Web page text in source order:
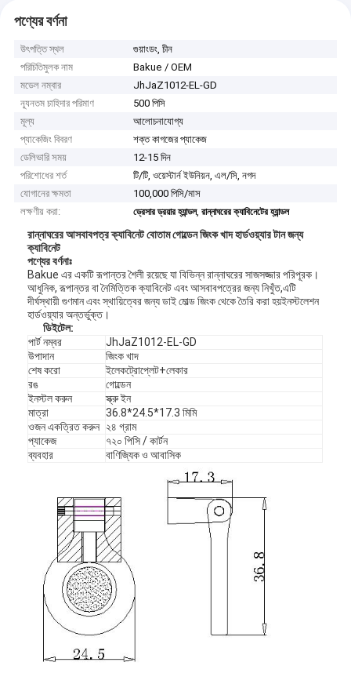
পণ্যের বর্ণনা
উৎপত্তি স্থল
গুয়াংডং, চীন
পরিচিতিমুলক নাম
Bakue / OEM
মডেল নম্বার
JhJaZ1012-EL-GD
ন্যূনতম চাহিদার পরিমাণ
500 পিসি
মূল্য
আলোচনাযোগ্য
প্যাকেজিং বিবরণ
শক্ত কাগজের প্যাকেজ
ডেলিভারি সময়
12-15 দিন
পরিশোধের শর্ত
টি/টি, ওয়েস্টার্ন ইউনিয়ন, এল/সি, নগদ
যোগানের ক্ষমতা
100,000 পিসি/মাস
লক্ষণীয় করা:
ড্রেসার ড্রয়ার হ্যান্ডল,রান্নাঘরের ক্যাবিনেটের হ্যান্ডল
রান্নাঘরের আসবাবপত্র ক্যাবিনেট বোতাম গোল্ডেন জিংক খাদ হার্ডওয়্যার টান জন্য
ক্যাবিনেট
পণ্যের বর্ণনাঃ
Bakue এর একটি রূপান্তর শৈলী রয়েছে যা বিভিন্ন রান্নাঘরের সাজসজ্জার পরিপূরক।
আধুনিক, রূপান্তর বা নৈমিত্তিক ক্যাবিনেট এবং আসবাবপত্রের জন্য নিখুঁত,এটি
দীর্ঘস্থায়ী গুণমান এবং স্থায়িত্বের জন্য ডাই মোল্ড জিংক থেকে তৈরি করা হয়ইনস্টলেশন
হার্ডওয়্যার অন্তর্ভুক্ত।
ডিইটেল:
পার্ট নম্বর
JhJaZ1012-EL-GD
উপাদান
জিংক খাদ
শেষ করো
ইলেকট্রোপ্লেট+লেকার
রঙ
গোল্ডেন
ইনস্টল করুন
স্ক্রু ইন
মাত্রা
36.8*24.5*17.3 মিমি
ওজন একত্রিত করুন ২৪ গ্রাম
প্যাকেজ
৭২০ পিসি / কার্টন
ব্যবহার
বাণিজ্যিক ও আবাসিক